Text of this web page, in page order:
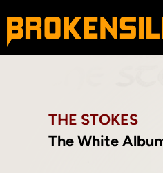
THE STOKES
The White